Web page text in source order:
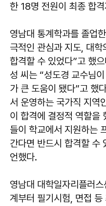
한 18명 전원이 최종 합
영남대 통계학과를 졸업
극적인 관심과 지도, 대학
합격할 수 있었다”고 했
성 씨는 “성도경 교수님
가 큰 도움이 됐다”고 했
서 운영하는 국가직 지역
이 합격에 결정적 역할을
들이 학교에서 지원하는
간다면 반드시 합격할 수
언했다.
영남대 대학일자리플러
계부터 필기시험, 면접